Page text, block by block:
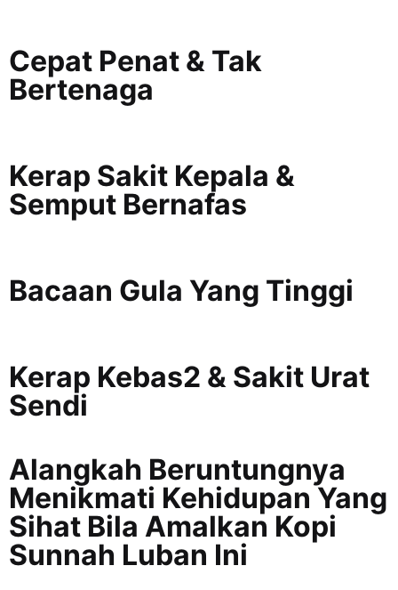
Cepat Penat & Tak
Bertenaga
Kerap Sakit Kepala &
Semput Bernafas
Bacaan Gula Yang Tinggi
Kerap Kebas2 & Sakit Urat
Sendi
Alangkah Beruntungnya
Menikmati Kehidupan Yang
Sihat Bila Amalkan Kopi
Sunnah Luban Ini